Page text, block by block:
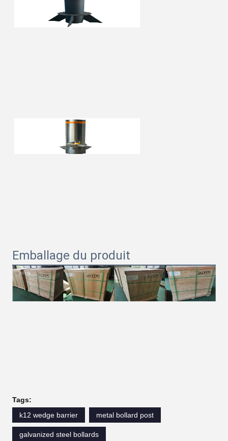
Emballage du produit
Tags:
k12 wedge barrier
metal bollard post
galvanized steel bollards